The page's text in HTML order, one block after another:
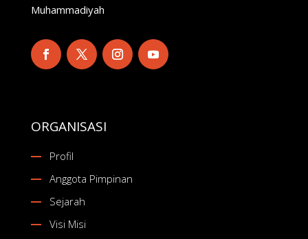
Muhammadiyah
ORGANISASI
Profil
Anggota Pimpinan
Sejarah
Visi Misi